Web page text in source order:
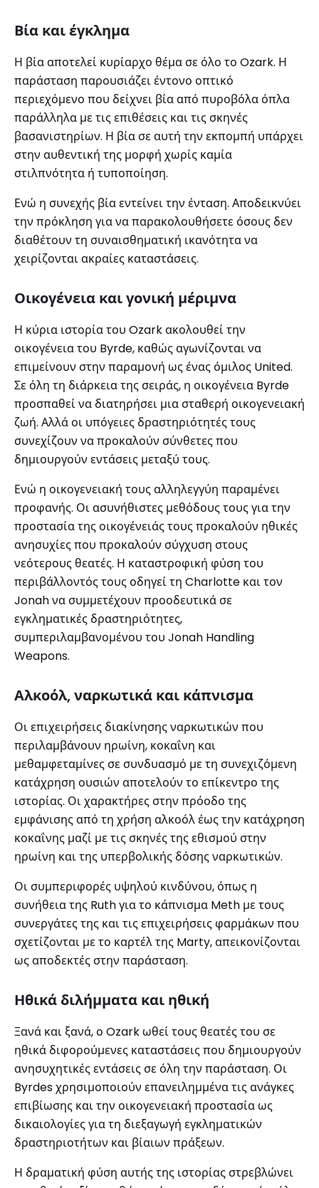
Βία και έγκλημα
Η βία αποτελεί κυρίαρχο θέμα σε όλο το Ozark. Η
παράσταση παρουσιάζει έντονο οπτικό
περιεχόμενο που δείχνει βία από πυροβόλα όπλα
παράλληλα με τις επιθέσεις και τις σκηνές
βασανιστηρίων. Η βία σε αυτή την εκπομπή υπάρχει
στην αυθεντική της μορφή χωρίς καμία
στιλπνότητα ή τυποποίηση.
Ενώ η συνεχής βία εντείνει την ένταση. Αποδεικνύει
την πρόκληση για να παρακολουθήσετε όσους δεν
διαθέτουν τη συναισθηματική ικανότητα να
χειρίζονται ακραίες καταστάσεις.
Οικογένεια και γονική μέριμνα
Η κύρια ιστορία του Ozark ακολουθεί την
οικογένεια του Byrde, καθώς αγωνίζονται να
επιμείνουν στην παραμονή ως ένας όμιλος United.
Σε όλη τη διάρκεια της σειράς, η οικογένεια Byrde
προσπαθεί να διατηρήσει μια σταθερή οικογενειακή
ζωή. Αλλά οι υπόγειες δραστηριότητές τους
συνεχίζουν να προκαλούν σύνθετες που
δημιουργούν εντάσεις μεταξύ τους.
Ενώ η οικογενειακή τους αλληλεγγύη παραμένει
προφανής. Οι ασυνήθιστες μεθόδους τους για την
προστασία της οικογένειάς τους προκαλούν ηθικές
ανησυχίες που προκαλούν σύγχυση στους
νεότερους θεατές. Η καταστροφική φύση του
περιβάλλοντός τους οδηγεί τη Charlotte και τον
Jonah να συμμετέχουν προοδευτικά σε
εγκληματικές δραστηριότητες,
συμπεριλαμβανομένου του Jonah Handling
Weapons.
Αλκοόλ, ναρκωτικά και κάπνισμα
Οι επιχειρήσεις διακίνησης ναρκωτικών που
περιλαμβάνουν ηρωίνη, κοκαΐνη και
μεθαμφεταμίνες σε συνδυασμό με τη συνεχιζόμενη
κατάχρηση ουσιών αποτελούν το επίκεντρο της
ιστορίας. Οι χαρακτήρες στην πρόοδο της
εμφάνισης από τη χρήση αλκοόλ έως την κατάχρηση
κοκαΐνης μαζί με τις σκηνές της εθισμού στην
ηρωίνη και της υπερβολικής δόσης ναρκωτικών.
Οι συμπεριφορές υψηλού κινδύνου, όπως η
συνήθεια της Ruth για το κάπνισμα Meth με τους
συνεργάτες της και τις επιχειρήσεις φαρμάκων που
σχετίζονται με το καρτέλ της Marty, απεικονίζονται
ως αποδεκτές στην παράσταση.
Ηθικά διλήμματα και ηθική
Ξανά και ξανά, ο Ozark ωθεί τους θεατές του σε
ηθικά διφορούμενες καταστάσεις που δημιουργούν
ανησυχητικές εντάσεις σε όλη την παράσταση. Οι
Byrdes χρησιμοποιούν επανειλημμένα τις ανάγκες
επιβίωσης και την οικογενειακή προστασία ως
δικαιολογίες για τη διεξαγωγή εγκληματικών
δραστηριοτήτων και βίαιων πράξεων.
Η δραματική φύση αυτής της ιστορίας στρεβλώνει